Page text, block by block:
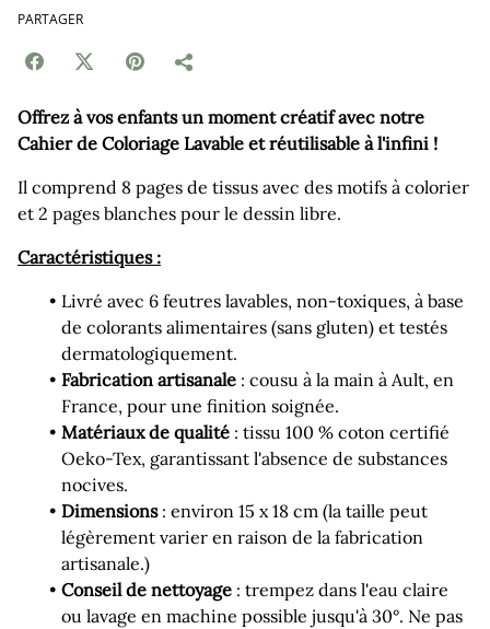
PARTAGER
Offrez à vos enfants un moment créatif avec notre
Cahier de Coloriage Lavable et réutilisable à l'infini !
Il comprend 8 pages de tissus avec des motifs à colorier
et 2 pages blanches pour le dessin libre.
Caractéristiques :
Livré avec 6 feutres lavables, non-toxiques, à base
de colorants alimentaires (sans gluten) et testés
dermatologiquement.
Fabrication artisanale : cousu à la main à Ault, en
France, pour une finition soignée.
Matériaux de qualité : tissu 100 % coton certifié
Oeko-Tex, garantissant l'absence de substances
nocives.
Dimensions : environ 15 x 18 cm (la taille peut
légèrement varier en raison de la fabrication
artisanale.)
Conseil de nettoyage : trempez dans l'eau claire
ou lavage en machine possible jusqu'à 30°. Ne pas